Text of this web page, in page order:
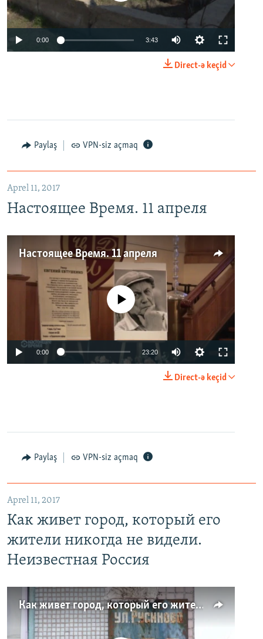
0:00 3:43
Direct-ə keçid
Paylaş VPN-siz açmaq
Aprel 11, 2017
Настоящее Время. 11 апреля
Настоящее Время. 11 апреля
No media source currently available
0:00 23:20
Direct-ə keçid
Paylaş VPN-siz açmaq
Aprel 11, 2017
Как живет город, который его
жители никогда не видели.
Неизвестная Россия
Как живет город, который его жители никогда не видели. Неизвестная Россия